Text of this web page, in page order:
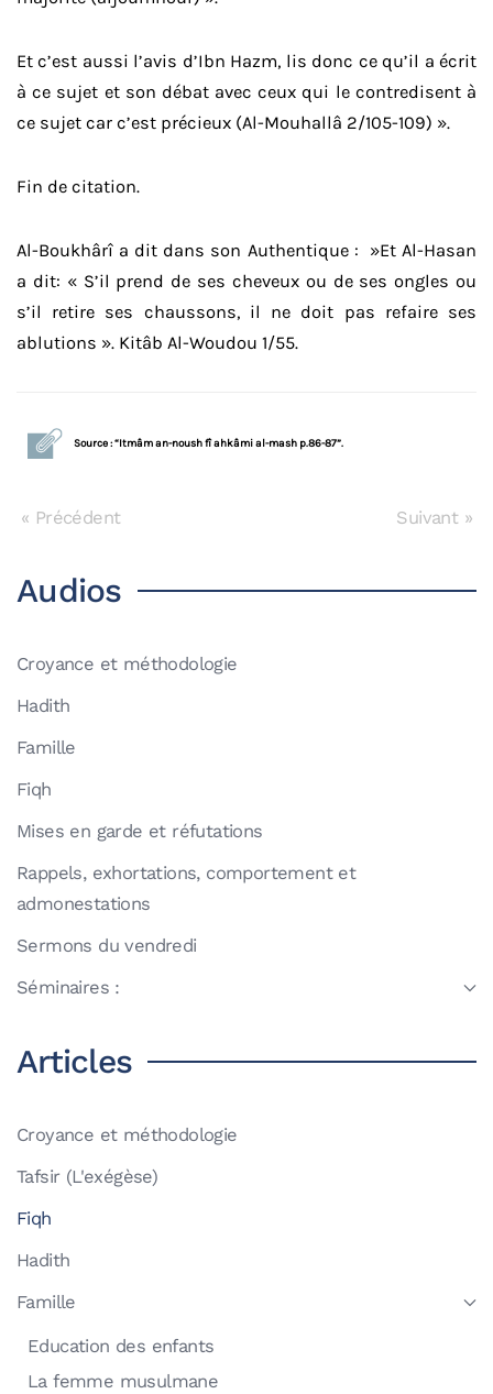
Et c’est aussi l’avis d’Ibn Hazm, lis donc ce qu’il a écrit
à ce sujet et son débat avec ceux qui le contredisent à
ce sujet car c’est précieux (Al-Mouhallâ 2/105-109) ».
Fin de citation.
Al-Boukhârî a dit dans son Authentique : »Et Al-Hasan
a dit: « S’il prend de ses cheveux ou de ses ongles ou
s’il retire ses chaussons, il ne doit pas refaire ses
ablutions ». Kitâb Al-Woudou 1/55.
Source : “Itmâm an-noush fî ahkâmi al-mash p.86-87”.
« Précédent Suivant »
Audios
Croyance et méthodologie
Hadith
Famille
Fiqh
Mises en garde et réfutations
Rappels, exhortations, comportement et
admonestations
Sermons du vendredi
Séminaires :
Articles
Croyance et méthodologie
Tafsir (L'exégèse)
Fiqh
Hadith
Famille
Education des enfants
La femme musulmane